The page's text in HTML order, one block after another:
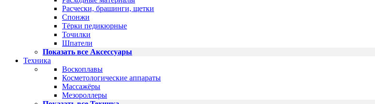
Расчески, брашинги, щетки
Спонжи
Тёрки педикюрные
Точилки
Шпатели
Показать все Аксессуары
Техника
Воскоплавы
Косметологические аппараты
Массажёры
Мезороллеры